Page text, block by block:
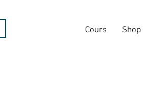
Cours Shop